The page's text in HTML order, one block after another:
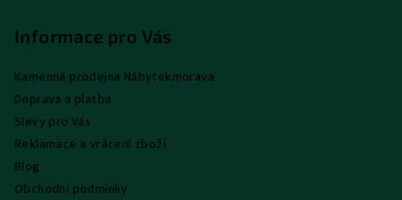
Informace pro Vás
Kamenná prodejna Nábytekmorava
Doprava a platba
Slevy pro Vás
Reklamace a vrácení zboží
Blog
Obchodní podmínky